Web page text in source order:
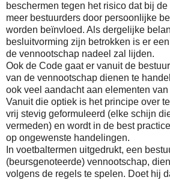
beschermen tegen het risico dat bij
meer bestuurders door persoonlijke
worden beïnvloed. Als dergelijke
besluitvorming zijn betrokken is er
de vennootschap nadeel zal lijden.
Ook de Code gaat er vanuit de
van de vennootschap dienen te
ook veel aandacht aan elementen van
Vanuit die optiek is het principe over
vrij stevig geformuleerd (elke schijn
vermeden) en wordt in de best
op ongewenste handelingen.
In voetbaltermen uitgedrukt, een
(beursgenoteerde) vennootschap,
volgens de regels te spelen. Doet hij